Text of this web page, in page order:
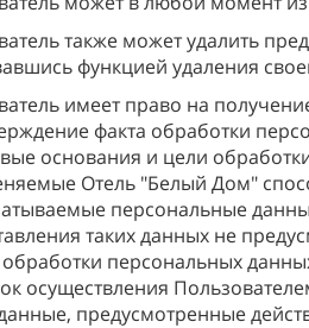
также может удалить
функцией удаления
имеет право на
факта обработки
основания и цели
Отель "Белый Дом"
персональные
таких данных не
персональных
осуществления
предусмотренные